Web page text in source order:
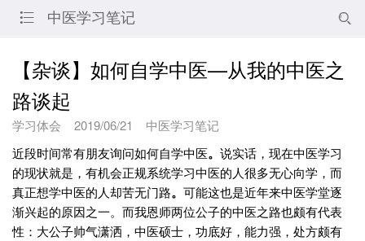
 中医学习笔记 
【杂谈】如何自学中医—从我的中医之
路谈起
学习体会 2019/06/21
中医学习笔记
近段时间常有朋友询问如何自学中医。 说实话，现在中医学习
的现状就是，有机会正规系统学习中医的人很多无心向学，而
真正想学中医的人却苦无门路。 可能这也是近年来中医学堂逐
渐兴起的原因之一。而我恩师两位公子的中医之路也颇有代表
性：大公子帅气潇洒，中医硕士，功底好，能力强，处方颇有